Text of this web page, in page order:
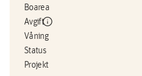
Boarea
Avgiftinfo
Våning
Status
Projekt